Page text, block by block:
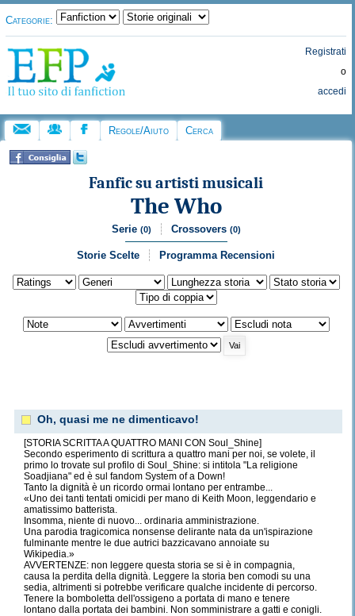
Categorie:
Registrati
o
accedi
Regole/Aiuto Cerca
Fanfic su artisti musicali
The Who
Serie (0) Crossovers (0)
Storie Scelte Programma Recensioni
Oh, quasi me ne dimenticavo!
[STORIA SCRITTA A QUATTRO MANI CON Soul_Shine]
Secondo esperimento di scrittura a quattro mani per noi, se volete, il
primo lo trovate sul profilo di Soul_Shine: si intitola "La religione
Soadjiana" ed è sul fandom System of a Down!
Tanto la dignità è un ricordo ormai lontano per entrambe...
«Uno dei tanti tentati omicidi per mano di Keith Moon, leggendario e
amatissimo batterista.
Insomma, niente di nuovo... ordinaria amministrazione.
Una parodia tragicomica nonsense delirante nata da un'ispirazione
fulminante mentre le due autrici bazzicavano annoiate su
Wikipedia.»
AVVERTENZE: non leggere questa storia se si è in compagnia,
causa la perdita della dignità. Leggere la storia ben comodi su una
sedia, altrimenti si potrebbe verificare qualche incidente di percorso.
Tenere la bomboletta dell'ossigeno a portata di mano e tenere
lontano dalla portata dei bambini. Non somministrare a gatti e conigli.